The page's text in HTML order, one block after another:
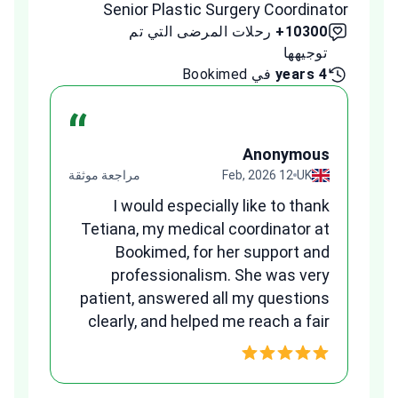
Senior Plastic Surgery Coordinator
10300+
رحلات المرضى التي تم
توجيهها
4 years
في Bookimed
“ Anonymous
UK
12 Feb, 2026 مراجعة موثقة
I would especially like to thank
Tetiana, my medical coordinator at
Bookimed, for her support and
professionalism. She was very
patient, answered all my questions
clearly, and helped me reach a fair
and transparent agreement. Her